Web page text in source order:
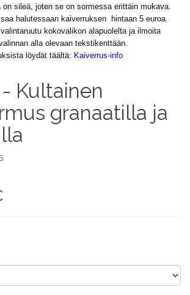
sileä, joten se on sormessa erittäin mukava.
halutessaan kaiverruksen hintaan 5 euroa.
kokovalikon alapuolelta ja ilmoita
alla olevaan tekstikenttään.
löydät täältä: Kaiverrus-info
Kultainen
granaatilla ja